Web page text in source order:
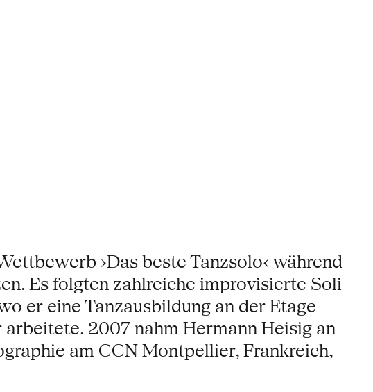
›Das beste Tanzsolo‹ während
Es folgten zahlreiche improvisierte Soli
er eine Tanzausbildung an der Etage
2007 nahm Hermann Heisig an
am CCN Montpellier, Frankreich,